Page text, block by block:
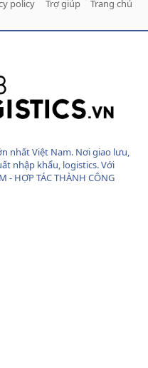
policy Trợ giúp Trang chủ
nhất Việt Nam. Nơi giao lưu,
nhập khẩu, logistics. Với
- HỢP TÁC THÀNH CÔNG